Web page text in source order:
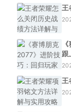
王
跟
王